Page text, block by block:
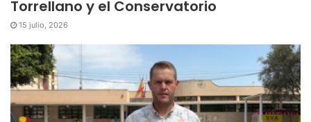
Torrellano y el Conservatorio
15 julio, 2026